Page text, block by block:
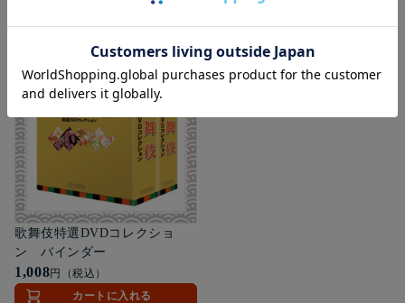
あわせて買いたい
歌舞伎特選DVDコレクショ
ン バインダー
1,008円（税込）
カートに入れる